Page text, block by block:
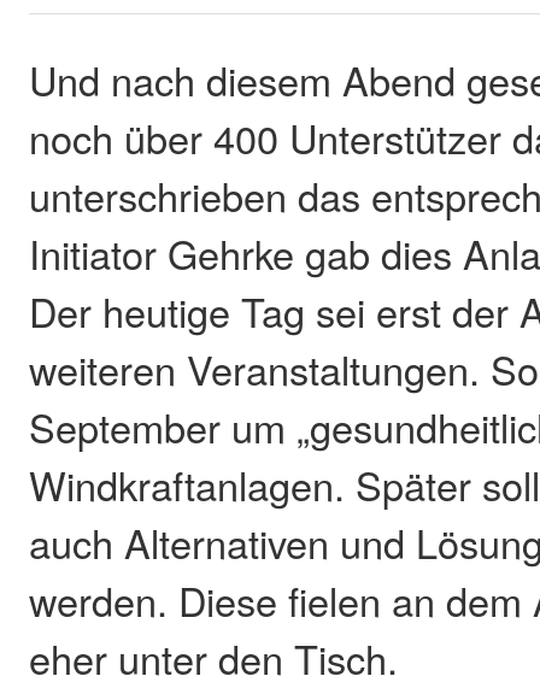
Und nach diesem Abend
noch über 400 Unterstützer
unterschrieben das
Initiator Gehrke gab dies
Der heutige Tag sei erst der
weiteren Veranstaltungen.
September um
Windkraftanlagen. Später
auch Alternativen und
werden. Diese fielen an
eher unter den Tisch.